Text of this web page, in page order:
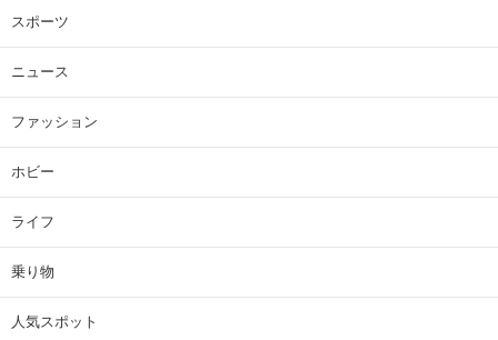
スポーツ
ニュース
ファッション
ホビー
ライフ
乗り物
人気スポット